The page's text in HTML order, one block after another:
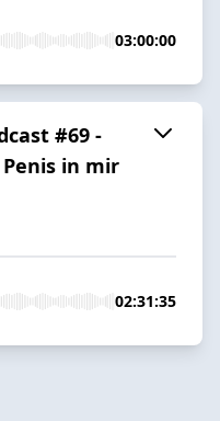
03:00:00
#69 -
in mir
02:31:35